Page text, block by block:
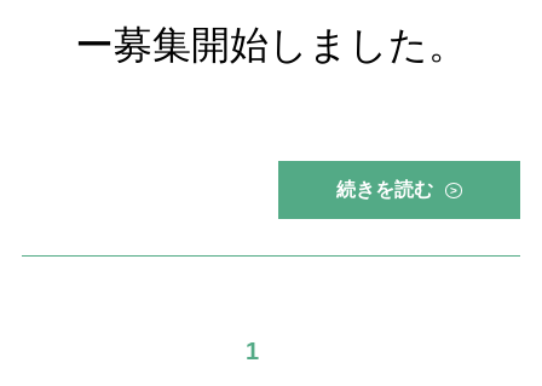
ー募集開始しました。
続きを読む >
1